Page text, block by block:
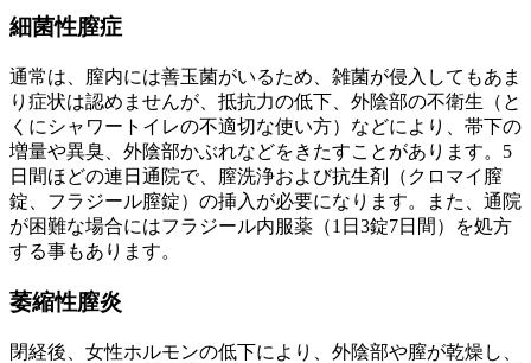
細菌性膣症
通常は、膣内には善玉菌がいるため、雑菌が侵入してもあま
り症状は認めませんが、抵抗力の低下、外陰部の不衛生（と
くにシャワートイレの不適切な使い方）などにより、帯下の
増量や異臭、外陰部かぶれなどをきたすことがあります。5
日間ほどの連日通院で、膣洗浄および抗生剤（クロマイ膣
錠、フラジール膣錠）の挿入が必要になります。また、通院
が困難な場合にはフラジール内服薬（1日3錠7日間）を処方
する事もあります。
萎縮性膣炎
閉経後、女性ホルモンの低下により、外陰部や膣が乾燥し、